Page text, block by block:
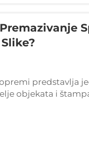
predstavlja
objekata i
glavni